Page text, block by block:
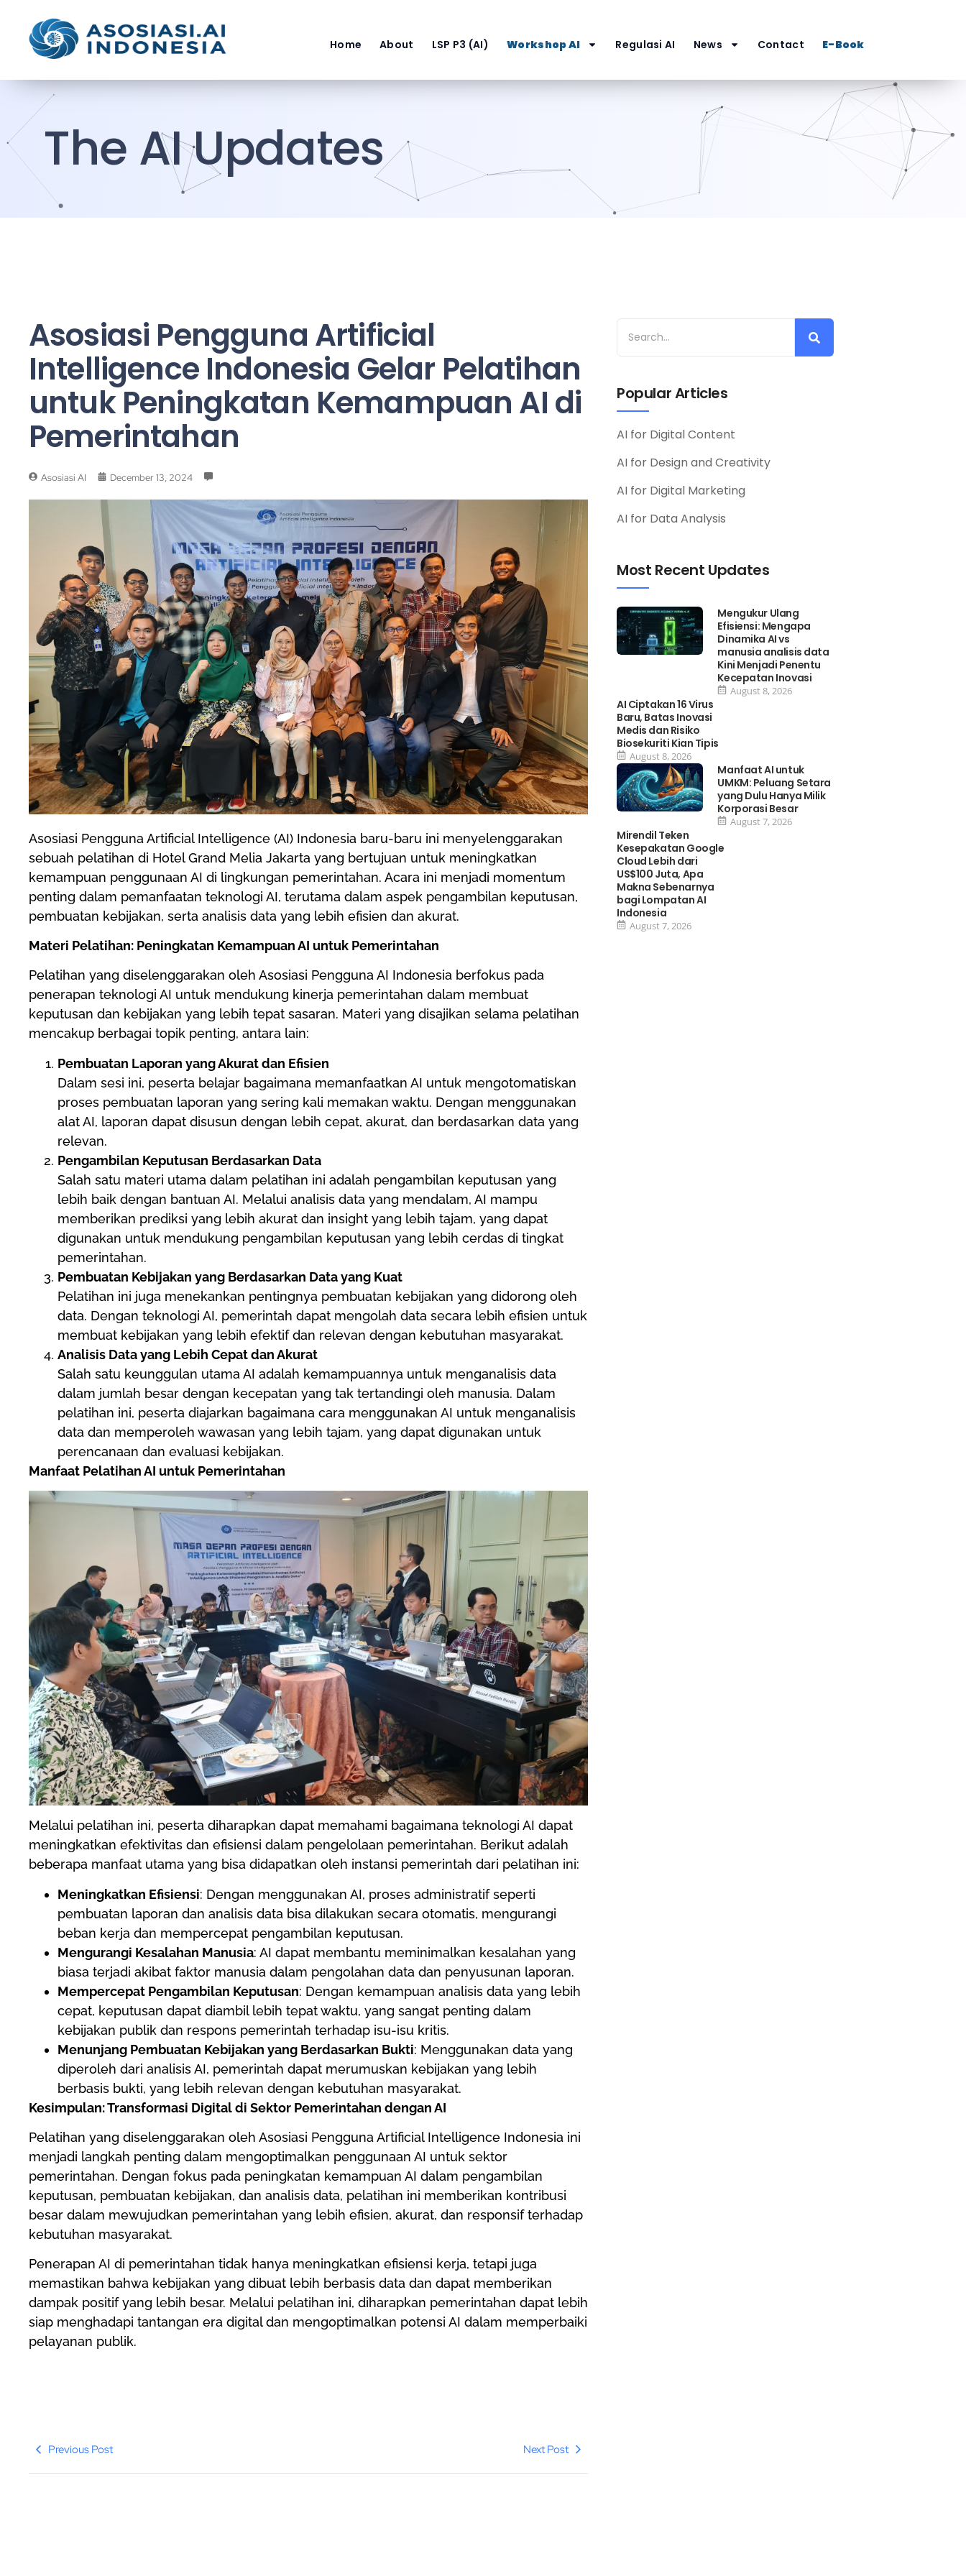
Home About LSP P3 (AI) Workshop AI Regulasi AI News Contact E-Book
The AI Updates
Asosiasi Pengguna Artificial
Intelligence Indonesia Gelar Pelatihan
untuk Peningkatan Kemampuan AI di
Pemerintahan
Asosiasi AI December 13, 2024
Asosiasi Pengguna Artificial Intelligence (AI) Indonesia baru-baru ini menyelenggarakan
sebuah pelatihan di Hotel Grand Melia Jakarta yang bertujuan untuk meningkatkan
kemampuan penggunaan AI di lingkungan pemerintahan. Acara ini menjadi momentum
penting dalam pemanfaatan teknologi AI, terutama dalam aspek pengambilan keputusan,
pembuatan kebijakan, serta analisis data yang lebih efisien dan akurat.
Materi Pelatihan: Peningkatan Kemampuan AI untuk Pemerintahan
Pelatihan yang diselenggarakan oleh Asosiasi Pengguna AI Indonesia berfokus pada
penerapan teknologi AI untuk mendukung kinerja pemerintahan dalam membuat
keputusan dan kebijakan yang lebih tepat sasaran. Materi yang disajikan selama pelatihan
mencakup berbagai topik penting, antara lain:
Pembuatan Laporan yang Akurat dan Efisien
Dalam sesi ini, peserta belajar bagaimana memanfaatkan AI untuk mengotomatiskan
proses pembuatan laporan yang sering kali memakan waktu. Dengan menggunakan
alat AI, laporan dapat disusun dengan lebih cepat, akurat, dan berdasarkan data yang
relevan.
Pengambilan Keputusan Berdasarkan Data
Salah satu materi utama dalam pelatihan ini adalah pengambilan keputusan yang
lebih baik dengan bantuan AI. Melalui analisis data yang mendalam, AI mampu
memberikan prediksi yang lebih akurat dan insight yang lebih tajam, yang dapat
digunakan untuk mendukung pengambilan keputusan yang lebih cerdas di tingkat
pemerintahan.
Pembuatan Kebijakan yang Berdasarkan Data yang Kuat
Pelatihan ini juga menekankan pentingnya pembuatan kebijakan yang didorong oleh
data. Dengan teknologi AI, pemerintah dapat mengolah data secara lebih efisien untuk
membuat kebijakan yang lebih efektif dan relevan dengan kebutuhan masyarakat.
Analisis Data yang Lebih Cepat dan Akurat
Salah satu keunggulan utama AI adalah kemampuannya untuk menganalisis data
dalam jumlah besar dengan kecepatan yang tak tertandingi oleh manusia. Dalam
pelatihan ini, peserta diajarkan bagaimana cara menggunakan AI untuk menganalisis
data dan memperoleh wawasan yang lebih tajam, yang dapat digunakan untuk
perencanaan dan evaluasi kebijakan.
Manfaat Pelatihan AI untuk Pemerintahan
Melalui pelatihan ini, peserta diharapkan dapat memahami bagaimana teknologi AI dapat
meningkatkan efektivitas dan efisiensi dalam pengelolaan pemerintahan. Berikut adalah
beberapa manfaat utama yang bisa didapatkan oleh instansi pemerintah dari pelatihan ini:
Meningkatkan Efisiensi: Dengan menggunakan AI, proses administratif seperti
pembuatan laporan dan analisis data bisa dilakukan secara otomatis, mengurangi
beban kerja dan mempercepat pengambilan keputusan.
Mengurangi Kesalahan Manusia: AI dapat membantu meminimalkan kesalahan yang
biasa terjadi akibat faktor manusia dalam pengolahan data dan penyusunan laporan.
Mempercepat Pengambilan Keputusan: Dengan kemampuan analisis data yang lebih
cepat, keputusan dapat diambil lebih tepat waktu, yang sangat penting dalam
kebijakan publik dan respons pemerintah terhadap isu-isu kritis.
Menunjang Pembuatan Kebijakan yang Berdasarkan Bukti: Menggunakan data yang
diperoleh dari analisis AI, pemerintah dapat merumuskan kebijakan yang lebih
berbasis bukti, yang lebih relevan dengan kebutuhan masyarakat.
Kesimpulan: Transformasi Digital di Sektor Pemerintahan dengan AI
Pelatihan yang diselenggarakan oleh Asosiasi Pengguna Artificial Intelligence Indonesia ini
menjadi langkah penting dalam mengoptimalkan penggunaan AI untuk sektor
pemerintahan. Dengan fokus pada peningkatan kemampuan AI dalam pengambilan
keputusan, pembuatan kebijakan, dan analisis data, pelatihan ini memberikan kontribusi
besar dalam mewujudkan pemerintahan yang lebih efisien, akurat, dan responsif terhadap
kebutuhan masyarakat.
Penerapan AI di pemerintahan tidak hanya meningkatkan efisiensi kerja, tetapi juga
memastikan bahwa kebijakan yang dibuat lebih berbasis data dan dapat memberikan
dampak positif yang lebih besar. Melalui pelatihan ini, diharapkan pemerintahan dapat lebih
siap menghadapi tantangan era digital dan mengoptimalkan potensi AI dalam memperbaiki
pelayanan publik.
Previous Post Next Post
Popular Articles
AI for Digital Content
AI for Design and Creativity
AI for Digital Marketing
AI for Data Analysis
Most Recent Updates
Mengukur Ulang
Efisiensi: Mengapa
Dinamika AI vs
manusia analisis data
Kini Menjadi Penentu
Kecepatan Inovasi
August 8, 2026
AI Ciptakan 16 Virus
Baru, Batas Inovasi
Medis dan Risiko
Biosekuriti Kian Tipis
August 8, 2026
Manfaat AI untuk
UMKM: Peluang Setara
yang Dulu Hanya Milik
Korporasi Besar
August 7, 2026
Mirendil Teken
Kesepakatan Google
Cloud Lebih dari
US$100 Juta, Apa
Makna Sebenarnya
bagi Lompatan AI
Indonesia
August 7, 2026